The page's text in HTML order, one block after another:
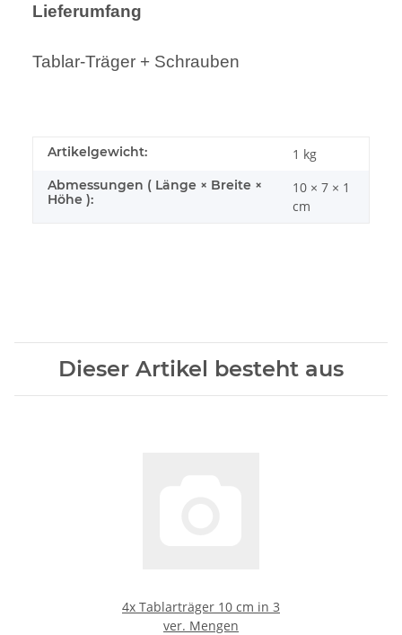
Lieferumfang
Tablar-Träger + Schrauben
Artikelgewicht: 1 kg
Abmessungen ( Länge × Breite ×
Höhe ):
10 × 7 × 1
cm
Dieser Artikel besteht aus
4x Tablarträger 10 cm in 3
ver. Mengen